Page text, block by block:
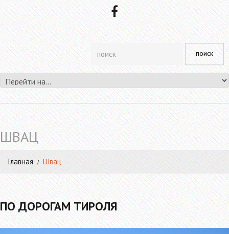
ШВАЦ
Главная Швац
ПО ДОРОГАМ ТИРОЛЯ